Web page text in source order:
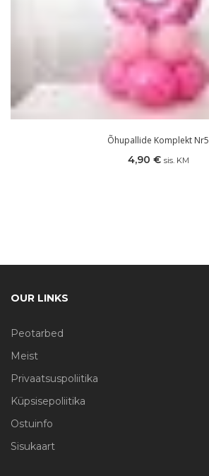
Õhupallide Komplekt Nr5
4,90 € sis. KM
OUR LINKS
Peotarbed
Meist
Privaatsuspoliitika
Küpsisepoliitika
Ostuinfo
Sisukaart